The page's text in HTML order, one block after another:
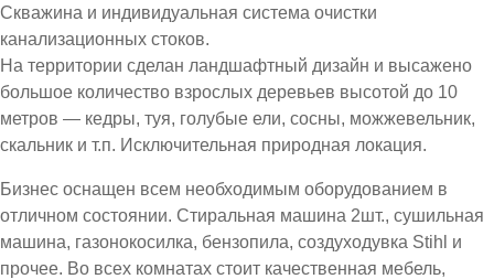
Скважина и индивидуальная система очистки
канализационных стоков.
На территории сделан ландшафтный дизайн и высажено
большое количество взрослых деревьев высотой до 10
метров — кедры, туя, голубые ели, сосны, можжевельник,
скальник и т.п. Исключительная природная локация.
Бизнес оснащен всем необходимым оборудованием в
отличном состоянии. Стиральная машина 2шт., сушильная
машина, газонокосилка, бензопила, создуходувка Stihl и
прочее. Во всех комнатах стоит качественная мебель,